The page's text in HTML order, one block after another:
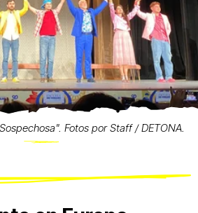
Fotos por Staff / DETONA.